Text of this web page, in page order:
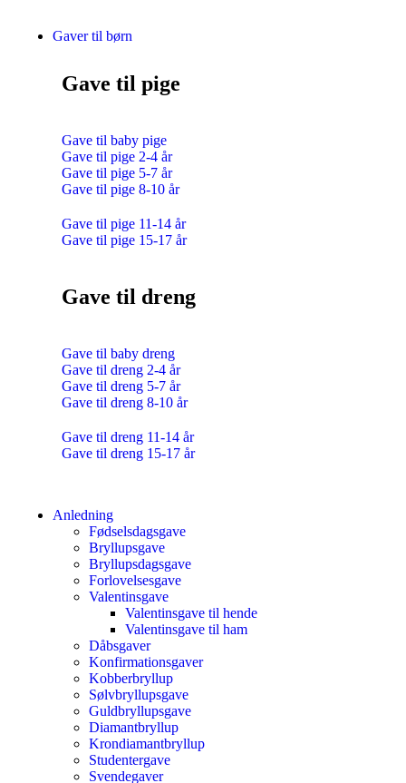
Gaver til børn
Gave til pige
Gave til baby pige
Gave til pige 2-4 år
Gave til pige 5-7 år
Gave til pige 8-10 år
Gave til pige 11-14 år
Gave til pige 15-17 år
Gave til dreng
Gave til baby dreng
Gave til dreng 2-4 år
Gave til dreng 5-7 år
Gave til dreng 8-10 år
Gave til dreng 11-14 år
Gave til dreng 15-17 år
Anledning
Fødselsdagsgave
Bryllupsgave
Bryllupsdagsgave
Forlovelsesgave
Valentinsgave
Valentinsgave til hende
Valentinsgave til ham
Dåbsgaver
Konfirmationsgaver
Kobberbryllup
Sølvbryllupsgave
Guldbryllupsgave
Diamantbryllup
Krondiamantbryllup
Studentergave
Svendegaver